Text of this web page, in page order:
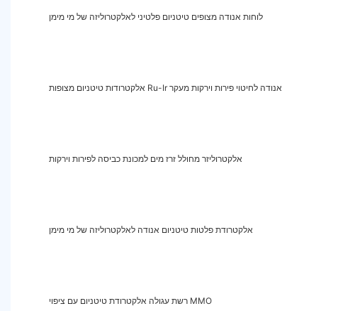
לוחות אנודה מצופים טיטניום פלטיני לאלקטרוליזה של מי מימן
אלקטרודות טיטניום מצופות Ru-Ir אנודה לחיטוי פירות וירקות מעקר
אלקטרוליזר מחולל זרז מים למכונת כביסה לפירות וירקות
אלקטרודת פלטות טיטניום אנודה לאלקטרוליזה של מי מימן
רשת עגולה אלקטרודת טיטניום עם ציפוי MMO